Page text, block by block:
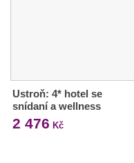
Ustroň: 4* hotel se
snídaní a wellness
2 476 Kč